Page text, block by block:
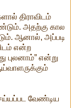
திராவிடம்
அதற்கு கால
ஆனால், அப்படி
என்ற
புலனாம்” என்று
வேண்டிய